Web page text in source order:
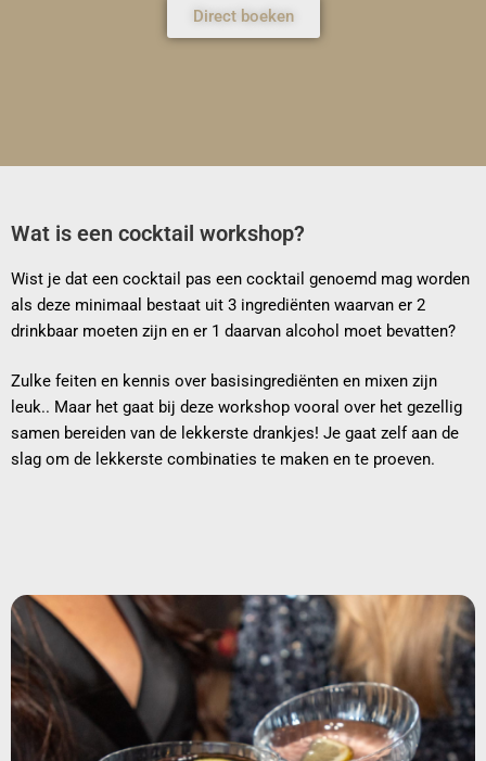
Direct boeken
Wat is een cocktail workshop?
Wist je dat een cocktail pas een cocktail genoemd mag worden
als deze minimaal bestaat uit 3 ingrediënten waarvan er 2
drinkbaar moeten zijn en er 1 daarvan alcohol moet bevatten?
Zulke feiten en kennis over basisingrediënten en mixen zijn
leuk.. Maar het gaat bij deze workshop vooral over het gezellig
samen bereiden van de lekkerste drankjes! Je gaat zelf aan de
slag om de lekkerste combinaties te maken en te proeven.